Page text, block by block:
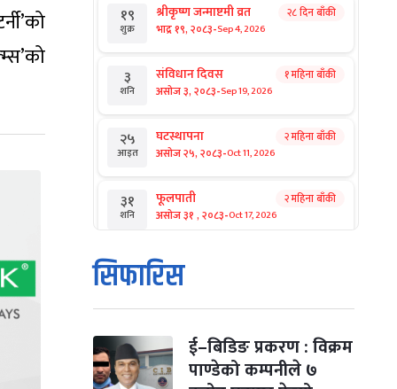
१९
शुक्र
श्रीकृष्ण जन्माष्टमी व्रत
भाद्र १९, २०८३-Sep 4, 2026
२८ दिन बाँकी
३
शनि
संविधान दिवस
असोज ३, २०८३-Sep 19, 2026
१ महिना बाँकी
२५
आइत
घटस्थापना
असोज २५, २०८३-Oct 11, 2026
२ महिना बाँकी
३१
शनि
फूलपाती
असोज ३१ , २०८३-Oct 17, 2026
२ महिना बाँकी
१
आइत
कार्तिक सङ्क्रान्ति
कार्तिक १, २०८३
मंगल कार्तिक ३, २०८३-Oct 20, 2026
विजयादशमी २ महिना बाँकी
सिफारिस
ई–बिडिङ प्रकरण : विक्रम
पाण्डेको कम्पनीले ७